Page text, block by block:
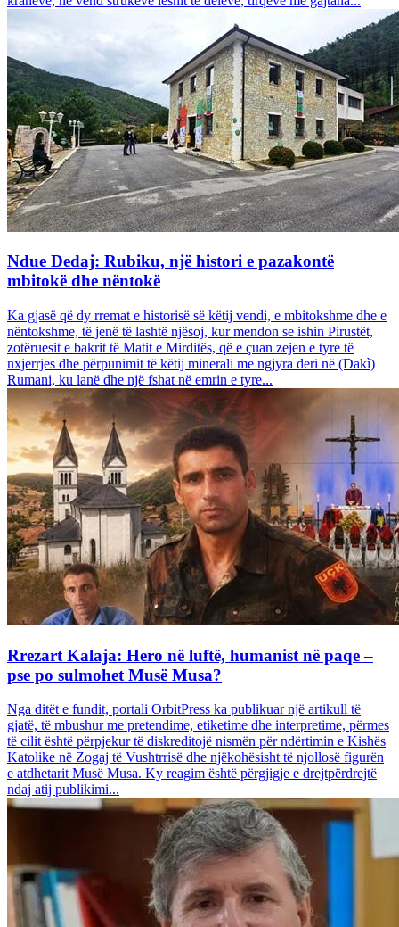
Ndue Dedaj: Rubiku, një histori e pazakontë
mbitokë dhe nëntokë
Ka gjasë që dy rremat e historisë së këtij vendi, e mbitokshme dhe e
nëntokshme, të jenë të lashtë njësoj, kur mendon se ishin Pirustët,
zotëruesit e bakrit të Matit e Mirditës, që e çuan zejen e tyre të
nxjerrjes dhe përpunimit të këtij minerali me ngjyra deri në (Dakì)
Rumani, ku lanë dhe një fshat në emrin e tyre...
Rrezart Kalaja: Hero në luftë, humanist në paqe –
pse po sulmohet Musë Musa?
Nga ditët e fundit, portali OrbitPress ka publikuar një artikull të
gjatë, të mbushur me pretendime, etiketime dhe interpretime, përmes
të cilit është përpjekur të diskreditojë nismën për ndërtimin e Kishës
Katolike në Zogaj të Vushtrrisë dhe njëkohësisht të njollosë figurën
e atdhetarit Musë Musa. Ky reagim është përgjigje e drejtpërdrejtë
ndaj atij publikimi...